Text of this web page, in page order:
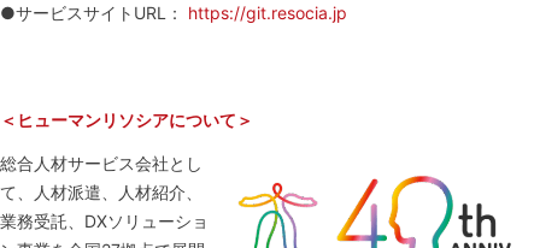
●サービスサイトURL： https://git.resocia.jp
＜ヒューマンリソシアについて＞
総合人材サービス会社とし
て、人材派遣、人材紹介、
業務受託、DXソリューショ